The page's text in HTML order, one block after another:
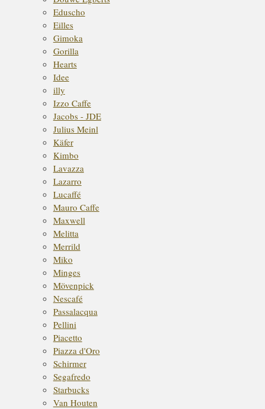
Eduscho
Eilles
Gimoka
Gorilla
Hearts
Idee
illy
Izzo Caffe
Jacobs - JDE
Julius Meinl
Käfer
Kimbo
Lavazza
Lazarro
Lucaffé
Mauro Caffe
Maxwell
Melitta
Merrild
Miko
Minges
Mövenpick
Nescafé
Passalacqua
Pellini
Piacetto
Piazza d'Oro
Schirmer
Segafredo
Starbucks
Van Houten